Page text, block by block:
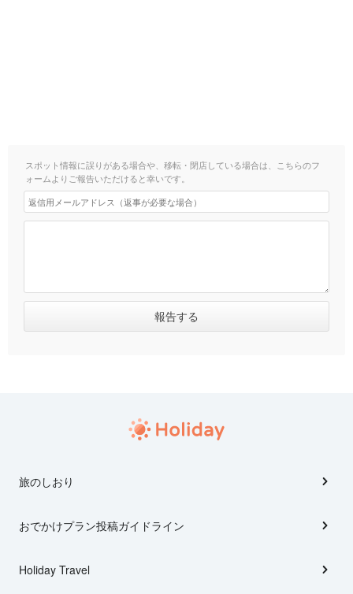
スポット情報に誤りがある場合や、移転・閉店している場合は、こちらのフ
ォームよりご報告いただけると幸いです。
旅のしおり
おでかけプラン投稿ガイドライン
Holiday Travel